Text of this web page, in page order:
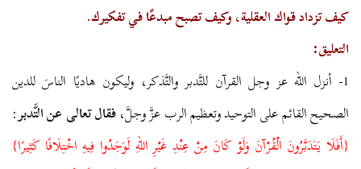
كيف تزداد قواك العقلية، وكيف تصبح مبدعًا في تفكيرك.
التعليق:
1- أنزل الله عز وجل القرآن للتَّدبر والتَّذكر، وليكون هاديًا الناسَ للدين
الصحيح القائم على التوحيد وتعظيم الرب عزَّ وجلَّ،فقال تعالى عن التَّدبر:
{أَفَلَا يَتَدَبَّرُونَ الْقُرْآنَ وَلَوْ كَانَ مِنْ عِنْدِ غَيْرِ اللهِ لَوَجَدُوا فِيهِ اخْتِلَافًا كَثِيرًا}